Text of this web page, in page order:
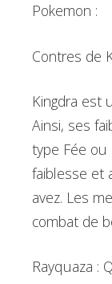
Pokemon :
Contres de
Kingdra est
Ainsi, ses
type Fée ou
faiblesse et
avez. Les
combat de
Rayquaza :